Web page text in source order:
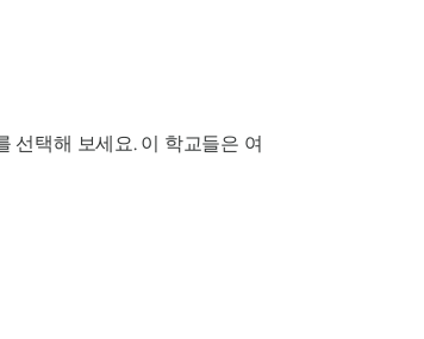
선택해 보세요. 이 학교들은 여